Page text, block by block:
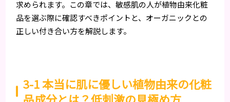
求められます。この章では、敏感肌の人が植物由来化粧
品を選ぶ際に確認すべきポイントと、オーガニックとの
正しい付き合い方を解説します。
3-1 本当に肌に優しい植物由来の化粧